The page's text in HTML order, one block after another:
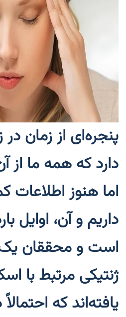
پنجره‌ای از زمان
دارد که همه ما از
اما هنوز اطلاعات
داریم و آن، اوایل
است و محققان
ژنتیکی مرتبط با
یافته‌اند که